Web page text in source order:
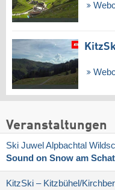
Veranstaltungen
Ski Juwel Alpbachtal
Sound on Snow am
KitzSki – Kitzbühel/​